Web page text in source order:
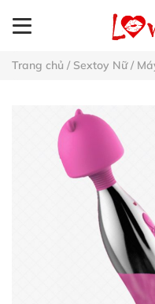
Trang chủ / Sextoy Nữ/